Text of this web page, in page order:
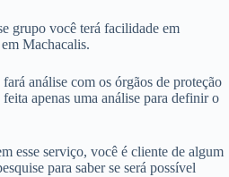
grupo você terá facilidade em
Machacalis.
análise com os órgãos de proteção
apenas uma análise para definir o
esse serviço, você é cliente de algum
para saber se será possível